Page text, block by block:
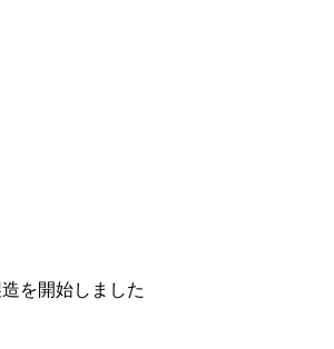
を開始しました